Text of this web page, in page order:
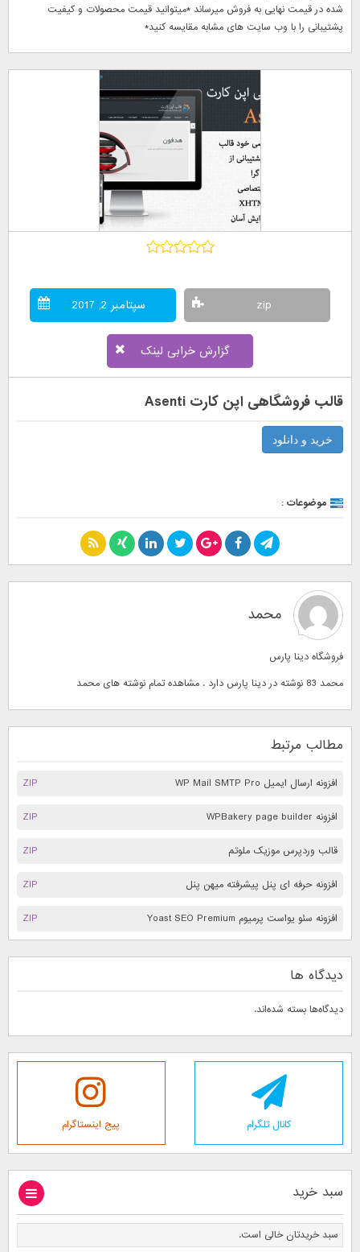
شده در قیمت نهایی به فروش میرساند *میتوانید قیمت محصولات و کیفیت
پشتیبانی را با وب سایت های مشابه مقایسه کنید*
zip سپتامبر 2, 2017
گزارش خرابی لینک
قالب فروشگاهی اپن کارت Asenti
خرید و دانلود
موضوعات :
محمد
فروشگاه دینا پارس
محمد 83 نوشته در دینا پارس دارد . مشاهده تمام نوشته های
محمد
مطالب مرتبط
ZIP افزونه ارسال ایمیل WP Mail SMTP Pro
ZIP افزونه WPBakery page builder
ZIP قالب وردپرس موزیک ملوتم
ZIP افزونه حرفه ای پنل پیشرفته میهن پنل
ZIP افزونه سئو یواست پرمیوم Yoast SEO Premium
دیدگاه ها
دیدگاه‌ها بسته شده‌اند.
کانال تلگرام پیج اینستاگرام
سبد خرید
سبد خریدتان خالی است.